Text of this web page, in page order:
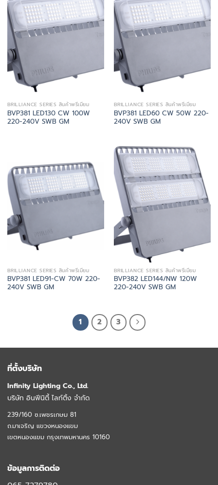
BRILLIANCE SERIES สินค้าพรีเมี่ยม
BVP381 LED130 CW 100W
220-240V SWB GM
BRILLIANCE SERIES สินค้าพรีเมี่ยม
BVP381 LED60 CW 50W 220-
240V SWB GM
BRILLIANCE SERIES สินค้าพรีเมี่ยม
BVP381 LED91-CW 70W 220-
240V SWB GM
BRILLIANCE SERIES สินค้าพรีเมี่ยม
BVP382 LED144/NW 120W
220-240V SWB GM
1 2 3
ที่ตั้งบริษัท
Infinity Lighting Co., Ltd.
บริษัท อินฟีนิตี้ ไลท์ติ้ง จำกัด
239/160 ซ.เพชรเกษม 81
ถ.มาเจริญ แขวงหนองแขม
เขตหนองแขม กรุงเทพมหานคร 10160
ข้อมูลการติดต่อ